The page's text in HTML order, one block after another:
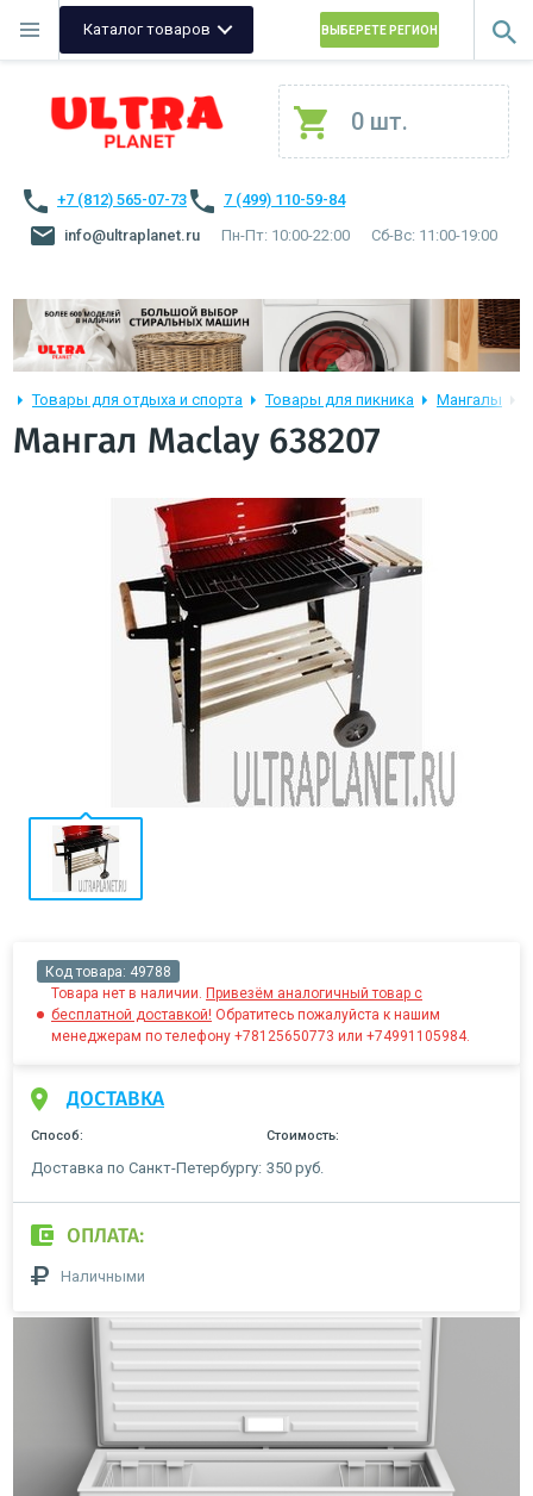
Каталог товаров ВЫБЕРЕТЕ РЕГИОН
0 шт.
+7 (812) 565-07-73
7 (499) 110-59-84
info@ultraplanet.ru
Пн-Пт: 10:00-22:00 Сб-Вс: 11:00-19:00
Товары для отдыха и спорта Товары для пикника Мангалы
Мангал Maclay 638207
Код товара: 49788
Товара нет в наличии. Привезём аналогичный товар с
бесплатной доставкой! Обратитесь пожалуйста к нашим
менеджерам по телефону +78125650773 или +74991105984.
ДОСТАВКА
Способ: Стоимость:
Доставка по Санкт-Петербургу: 350 руб.
ОПЛАТА:
Наличными